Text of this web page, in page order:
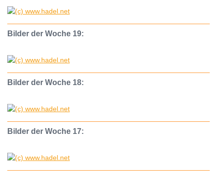
Bilder der Woche 19:
Bilder der Woche 18:
Bilder der Woche 17: